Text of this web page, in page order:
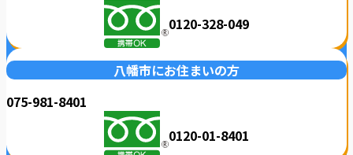
0120-328-049
八幡市にお住まいの方
075-981-8401
0120-01-8401